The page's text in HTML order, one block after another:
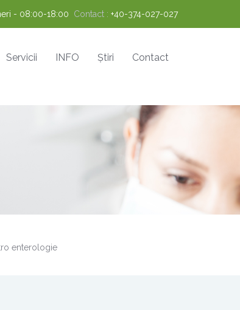
- 08:00-18:00 Contact : +40-374-027-027
Servicii INFO Știri Contact
enterologie